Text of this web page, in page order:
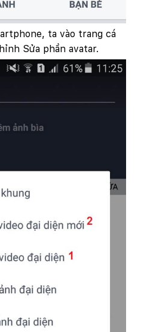
ta vào trang cá
Sửa phần avatar.